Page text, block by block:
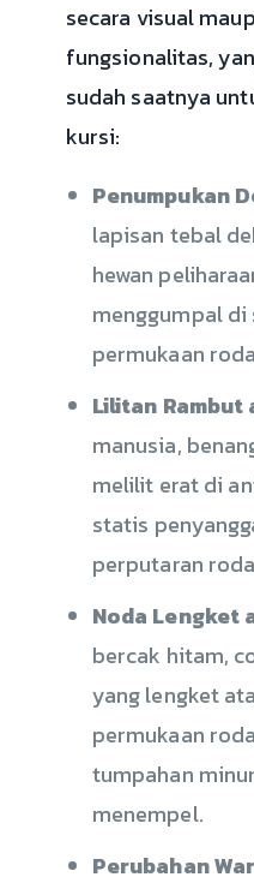
secara visual
fungsionalitas,
sudah saatnya
kursi:
Penumpukan
lapisan tebal
hewan
menggumpal
permukaan
Lilitan Rambut
manusia,
melilit erat di
statis
perputaran
Noda Lengket
bercak hitam,
yang lengket
permukaan
tumpahan
menempel.
Perubahan